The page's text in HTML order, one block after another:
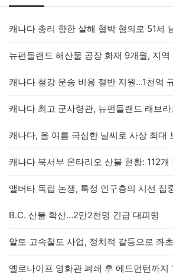
캐나다 총리 향한 살해 협박 혐의로 51세
앨버타 독립 논쟁, 특정 인구층의 시선 집
B.C. 산불 확산…2만2천명 긴급 대피령
알토 고속철도 사업, 정치적 갈등으로 좌